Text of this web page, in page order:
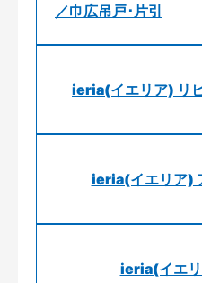
／巾広吊戸･片引
ieria(イエリア) リ
ieria(イエリア)
ieria(イエ